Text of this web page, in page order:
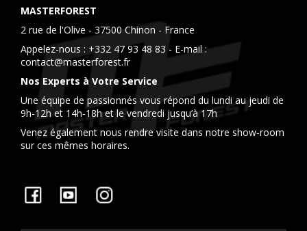
MASTERFOREST
2 rue de l'Olive - 37500 Chinon - France
Appelez-nous : +332 47 93 48 83 - E-mail :
contact@masterforest.fr
Nos Experts à Votre Service
Une équipe de passionnés vous répond du lundi au jeudi de
9h-12h et 14h-18h et le vendredi jusqu’à 17h
Venez également nous rendre visite dans notre show-room
sur ces mêmes horaires.
Facebook YouTube